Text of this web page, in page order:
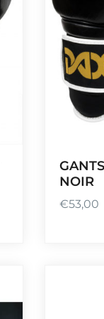
NOIR
€53,00